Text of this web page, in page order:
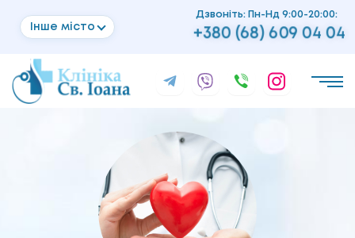
Інше місто
Дзвоніть: Пн-Нд 9:00-20:00:
+380 (68) 609 04 04